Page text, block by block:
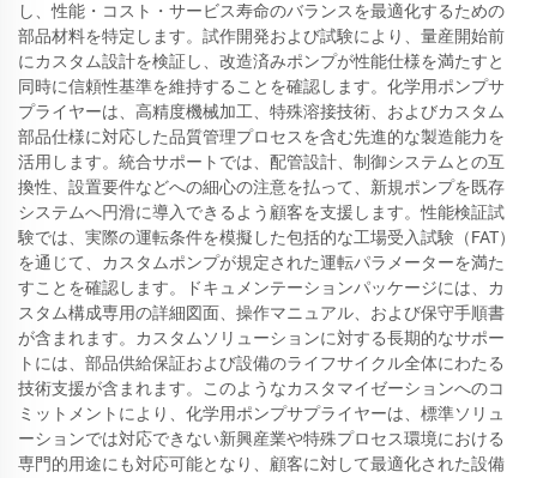
し、性能・コスト・サービス寿命のバランスを最適化するための
部品材料を特定します。試作開発および試験により、量産開始前
にカスタム設計を検証し、改造済みポンプが性能仕様を満たすと
同時に信頼性基準を維持することを確認します。化学用ポンプサ
プライヤーは、高精度機械加工、特殊溶接技術、およびカスタム
部品仕様に対応した品質管理プロセスを含む先進的な製造能力を
活用します。統合サポートでは、配管設計、制御システムとの互
換性、設置要件などへの細心の注意を払って、新規ポンプを既存
システムへ円滑に導入できるよう顧客を支援します。性能検証試
験では、実際の運転条件を模擬した包括的な工場受入試験（FAT）
を通じて、カスタムポンプが規定された運転パラメーターを満た
すことを確認します。ドキュメンテーションパッケージには、カ
スタム構成専用の詳細図面、操作マニュアル、および保守手順書
が含まれます。カスタムソリューションに対する長期的なサポー
トには、部品供給保証および設備のライフサイクル全体にわたる
技術支援が含まれます。このようなカスタマイゼーションへのコ
ミットメントにより、化学用ポンプサプライヤーは、標準ソリュ
ーションでは対応できない新興産業や特殊プロセス環境における
専門的用途にも対応可能となり、顧客に対して最適化された設備